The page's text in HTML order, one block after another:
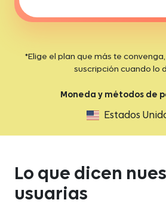
*Elige el plan que más te
suscripción cuando lo
Moneda y métodos de
Estados
Lo que dicen
usuarias